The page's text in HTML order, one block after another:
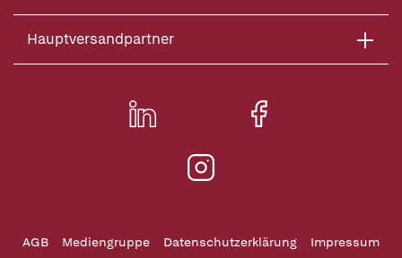
Hauptversandpartner
AGB Mediengruppe Datenschutzerklärung Impressum